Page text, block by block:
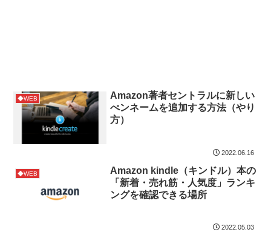
◆WEB
Amazon著者セントラルに新しい
ぺンネームを追加する方法（やり
方）
2022.06.16
◆WEB
Amazon kindle（キンドル）本の
「新着・売れ筋・人気度」ランキ
ングを確認できる場所
2022.05.03